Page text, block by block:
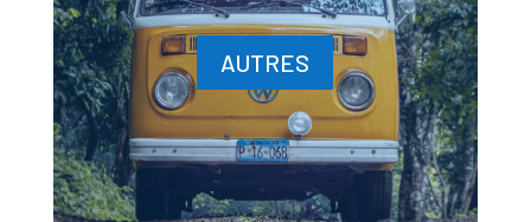
AUTRES